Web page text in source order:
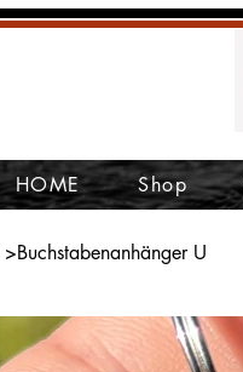
HOME Shop
>Buchstabenanhänger U